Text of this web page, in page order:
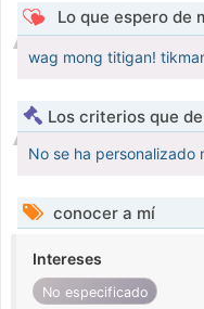
Lo que espero de
wag mong titigan!
Los criterios que
No se ha personalizado
conocer a mí
Intereses
No especificado